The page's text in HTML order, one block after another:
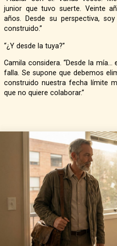
junior que tuvo suerte. Veinte
años. Desde su perspectiva,
construido.”
“¿Y desde la tuya?”
Camila considera. “Desde la mía… es un riesgo. Un punto único de
falla. Se supone que debemos
construido nuestra fecha límite
que no quiere colaborar.”